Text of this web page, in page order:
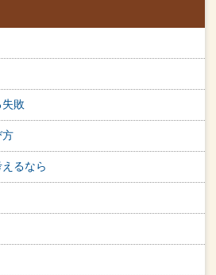
敗
方
るなら